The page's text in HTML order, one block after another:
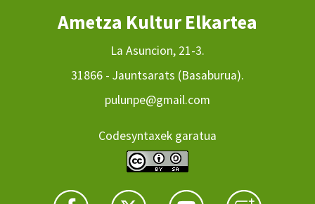
Ametza Kultur Elkartea
La Asuncion, 21-3.
31866 - Jauntsarats (Basaburua).
pulunpe@gmail.com
Codesyntaxek garatua